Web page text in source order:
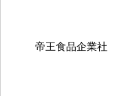
帝王食品企業社